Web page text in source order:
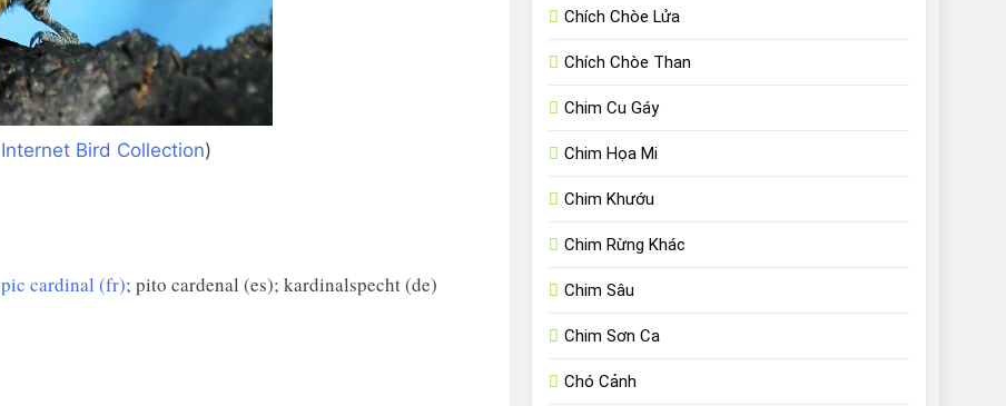
Internet Bird Collection)
pic cardinal (fr); pito cardenal (es); kardinalspecht (de)
Chích Chòe Lửa
Chích Chòe Than
Chim Cu Gáy
Chim Họa Mi
Chim Khướu
Chim Rừng Khác
Chim Sâu
Chim Sơn Ca
Chó Cảnh